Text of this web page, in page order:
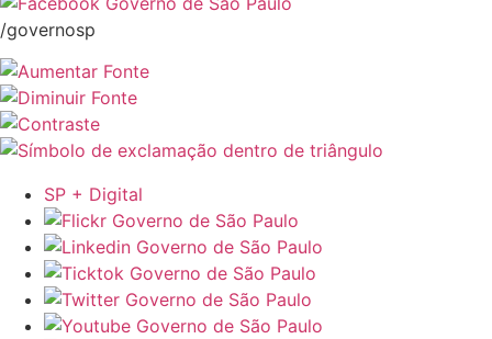
/governosp
SP + Digital